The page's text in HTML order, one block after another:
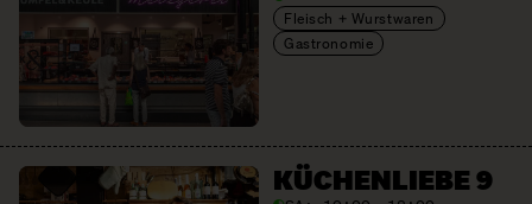
Fleisch + Wurstwaren
Gastronomie
KÜCHENLIEBE 9